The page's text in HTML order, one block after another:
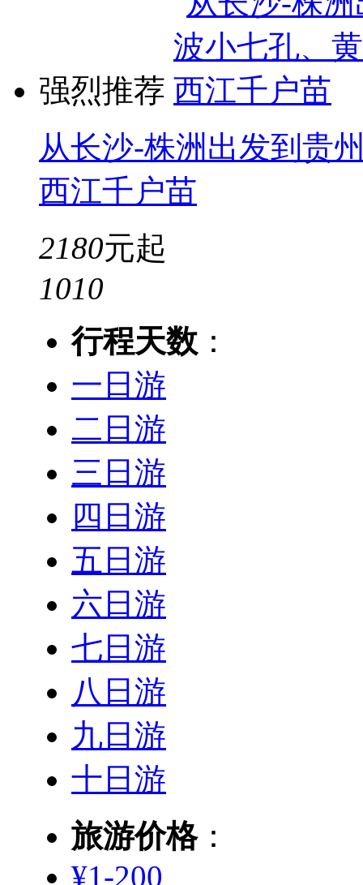
强烈推荐
从长沙-株洲出发到贵
西江千户苗
2180元起
1010
行程天数 ：
一日游
二日游
三日游
四日游
五日游
六日游
七日游
八日游
九日游
十日游
旅游价格：
¥1-200